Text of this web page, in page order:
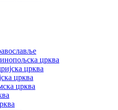
црква
црква
црква
црква